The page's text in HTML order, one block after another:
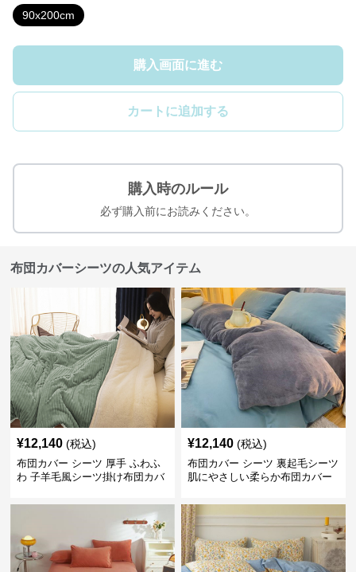
90x200cm
購入画面に進む
カートに追加する
購入時のルール
必ず購入前にお読みください。
布団カバーシーツの人気アイテム
¥12,140 (税込)
布団カバー シーツ 厚手 ふわふ
わ 子羊毛風シーツ掛け布団カバ
¥12,140 (税込)
布団カバー シーツ 裏起毛シーツ
肌にやさしい柔らか布団カバー